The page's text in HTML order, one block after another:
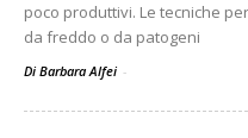
poco produttivi. Le tecniche
da freddo o da patogeni
Di Barbara Alfei -